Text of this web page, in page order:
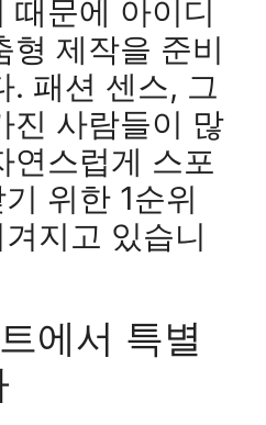
때문에 아이디
형 제작을 준비
. 패션 센스, 그
진 사람들이 많
연스럽게 스포
위한 1순위
지고 있습니
에서 특별